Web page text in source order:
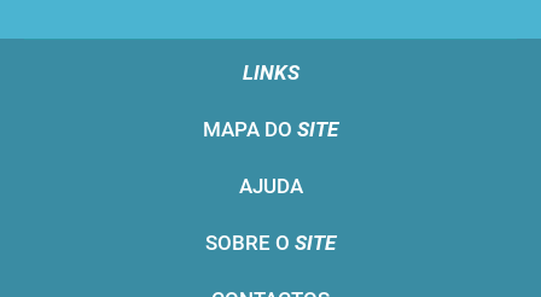
LINKS
MAPA DO SITE
AJUDA
SOBRE O SITE